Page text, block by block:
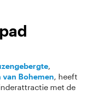
,
van Bohemen, heeft
met de